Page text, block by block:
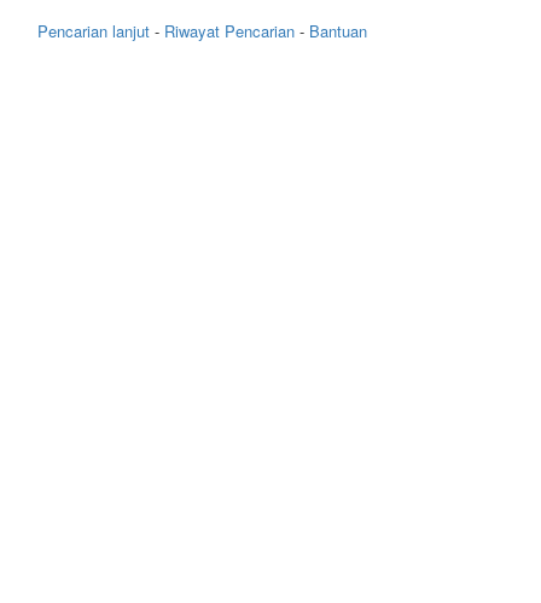
Pencarian lanjut - Riwayat Pencarian - Bantuan